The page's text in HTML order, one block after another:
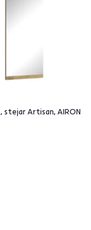
stejar Artisan, AIRON